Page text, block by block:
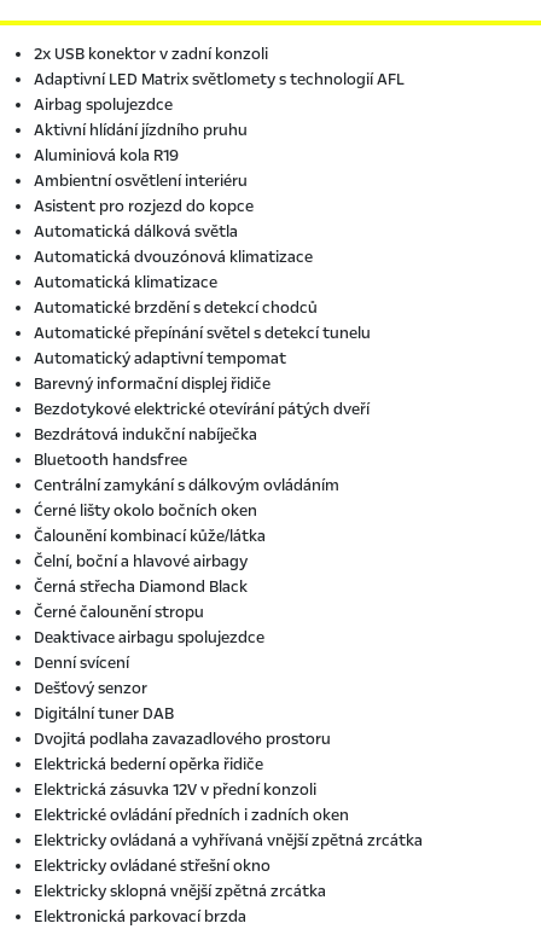
2x USB konektor v zadní konzoli
Adaptivní LED Matrix světlomety s technologií AFL
Airbag spolujezdce
Aktivní hlídání jízdního pruhu
Aluminiová kola R19
Ambientní osvětlení interiéru
Asistent pro rozjezd do kopce
Automatická dálková světla
Automatická dvouzónová klimatizace
Automatická klimatizace
Automatické brzdění s detekcí chodců
Automatické přepínání světel s detekcí tunelu
Automatický adaptivní tempomat
Barevný informační displej řidiče
Bezdotykové elektrické otevírání pátých dveří
Bezdrátová indukční nabíječka
Bluetooth handsfree
Centrální zamykání s dálkovým ovládáním
Ćerné lišty okolo bočních oken
Čalounění kombinací kůže/látka
Čelní, boční a hlavové airbagy
Černá střecha Diamond Black
Černé čalounění stropu
Deaktivace airbagu spolujezdce
Denní svícení
Dešťový senzor
Digitální tuner DAB
Dvojitá podlaha zavazadlového prostoru
Elektrická bederní opěrka řidiče
Elektrická zásuvka 12V v přední konzoli
Elektrické ovládání předních i zadních oken
Elektricky ovládaná a vyhřívaná vnější zpětná zrcátka
Elektricky ovládané střešní okno
Elektricky sklopná vnější zpětná zrcátka
Elektronická parkovací brzda